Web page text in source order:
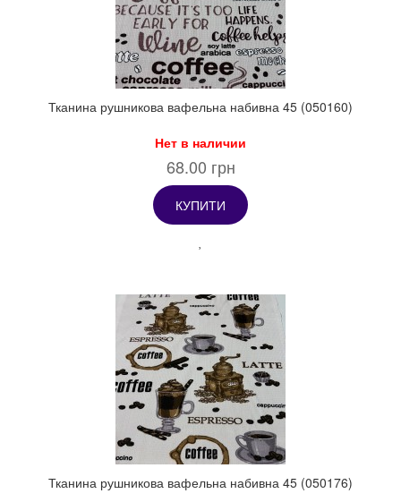
Тканина рушникова вафельна набивна 45 (050160)
Нет в наличии
68.00 грн
КУПИТИ
Тканина рушникова вафельна набивна 45 (050176)